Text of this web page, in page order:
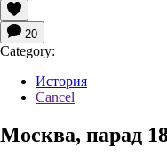
20
Category:
История
Cancel
Москва, парад